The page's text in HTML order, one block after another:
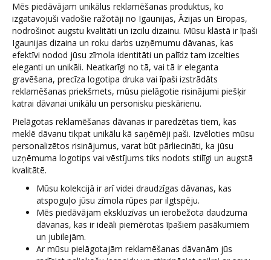
Mēs piedāvājam unikālus reklamēšanas produktus, ko
izgatavojuši vadošie ražotāji no Igaunijas, Āzijas un Eiropas,
nodrošinot augstu kvalitāti un izcilu dizainu. Mūsu klāstā ir īpaši
Igaunijas dizaina un roku darbs uzņēmumu dāvanas, kas
efektīvi nodod jūsu zīmola identitāti un palīdz tam izcelties
eleganti un unikāli. Neatkarīgi no tā, vai tā ir eleganta
gravēšana, precīza logotipa druka vai īpaši izstrādāts
reklamēšanas priekšmets, mūsu pielāgotie risinājumi piešķir
katrai dāvanai unikālu un personisku pieskārienu.
Pielāgotas reklamēšanas dāvanas ir paredzētas tiem, kas
meklē dāvanu tikpat unikālu kā saņēmēji paši. Izvēloties mūsu
personalizētos risinājumus, varat būt pārliecināti, ka jūsu
uzņēmuma logotips vai vēstījums tiks nodots stilīgi un augstā
kvalitātē.
Mūsu kolekcijā ir arī videi draudzīgas dāvanas, kas
atspoguļo jūsu zīmola rūpes par ilgtspēju.
Mēs piedāvājam ekskluzīvas un ierobežota daudzuma
dāvanas, kas ir ideāli piemērotas īpašiem pasākumiem
un jubilejām.
Ar mūsu pielāgotajām reklamēšanas dāvanām jūs